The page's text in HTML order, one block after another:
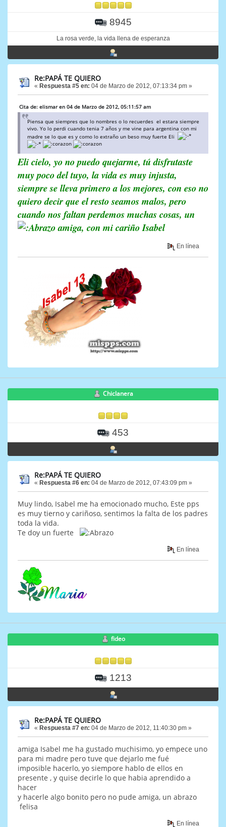
8945
La rosa verde, la vida llena de esperanza
Re:PAPÁ TE QUIERO
« Respuesta #5 en: 04 de Marzo de 2012, 07:13:34 pm »
Cita de: elismar en 04 de Marzo de 2012, 05:11:57 am
Piensa que siempres que lo nombres o lo recuerdes el estara siempre
vivo. Yo lo perdi cuando tenia 7 años y me vine para argentina con mi
madre se lo que es y como lo extraño un beso muy fuerte Eli
Eli cielo, yo no puedo quejarme, tú disfrutaste
muy poco del tuyo, la vida es muy injusta,
siempre se lleva primero a los mejores, con eso no
quiero decir que el resto seamos malos, pero
cuando nos faltan perdemos muchas cosas, un
amiga, con mi cariño Isabel
En línea
Chiclanera
453
Re:PAPÁ TE QUIERO
« Respuesta #6 en: 04 de Marzo de 2012, 07:43:09 pm »
Muy lindo, Isabel me ha emocionado mucho, Este pps
es muy tierno y cariñoso, sentimos la falta de los padres
toda la vida.
Te doy un fuerte
En línea
fideo
1213
Re:PAPÁ TE QUIERO
« Respuesta #7 en: 04 de Marzo de 2012, 11:40:30 pm »
amiga Isabel me ha gustado muchisimo, yo empece uno
para mi madre pero tuve que dejarlo me fué
imposible hacerlo, yo siempore hablo de ellos en
presente , y quise decirle lo que habia aprendido a
hacer
y hacerle algo bonito pero no pude amiga, un abrazo
felisa
En línea